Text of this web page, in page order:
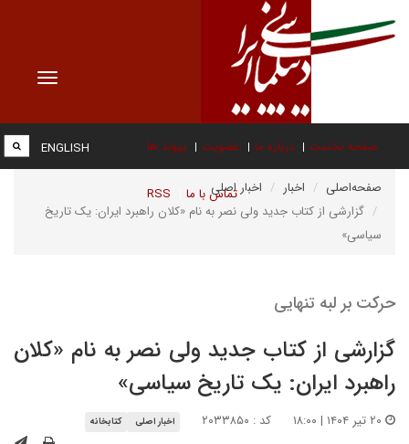
Toggle
صفحه نخست درباره ما عضویت پیوند ها
تماس با ما RSS
ENGLISH
صفحه‌اصلی اخبار
اخبار اصلی
گزارشی از کتاب جدید ولی نصر به نام «کلان راهبرد ایران: ‌یک تاریخ
سیاسی»
حرکت بر لبه تنهایی
گزارشی از کتاب جدید ولی نصر به نام «کلان
راهبرد ایران: ‌یک تاریخ سیاسی»
کد : ۲۰۳۳۸۵۰ اخبار اصلی کتابخانه